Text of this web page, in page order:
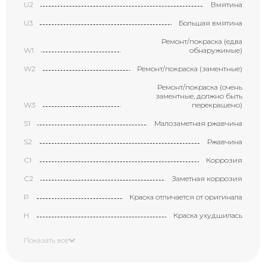
U2 Вмятина
U3 Большая вмятина
W1
Ремонт/покраска (едва
обнаружимые)
W2 Ремонт/покраска (заментные)
W3
Ремонт/покраска (очень
заментные, должно быть
перекрашено)
S1 Малозаметная ржавчина
S2 Ржавчина
С1 Коррозия
С2 Заметная коррозия
P Краска отличается от оригинала
H Краска ухудшилась
Показать все